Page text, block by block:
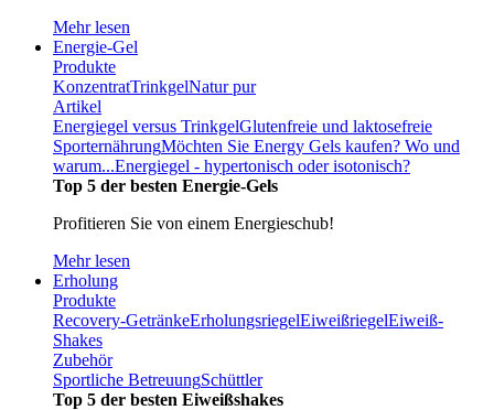
Mehr lesen
Energie-Gel
Produkte
KonzentratTrinkgelNatur pur
Artikel
Energiegel versus TrinkgelGlutenfreie und laktosefreie
SporternährungMöchten Sie Energy Gels kaufen? Wo und
warum...Energiegel - hypertonisch oder isotonisch?
Top 5 der besten Energie-Gels
Profitieren Sie von einem Energieschub!
Mehr lesen
Erholung
Produkte
Recovery-GetränkeErholungsriegelEiweißriegelEiweiß-
Shakes
Zubehör
Sportliche BetreuungSchüttler
Top 5 der besten Eiweißshakes